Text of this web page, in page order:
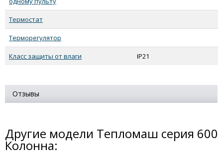
Термостат
Терморегулятор
Класс защиты от влаги IP21
Отзывы
Другие модели Тепломаш серия 600
Колонна: